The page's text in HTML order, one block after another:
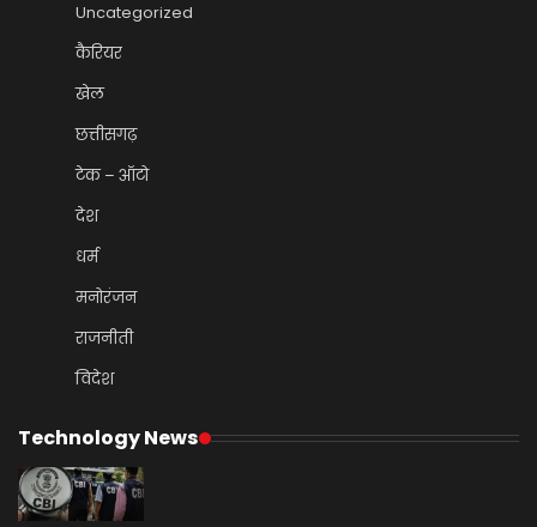
Uncategorized
कैरियर
खेल
छत्तीसगढ़
टेक – ऑटो
देश
धर्म
मनोरंजन
राजनीती
विदेश
Technology News